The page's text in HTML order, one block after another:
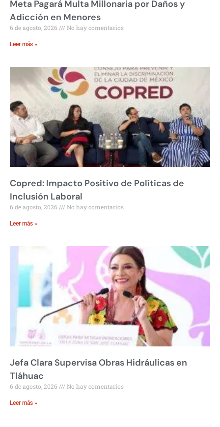
Meta Pagará Multa Millonaria por Daños y
Adicción en Menores
6 de agosto, 2026 No hay comentarios
Leer más »
Copred: Impacto Positivo de Políticas de
Inclusión Laboral
6 de agosto, 2026 No hay comentarios
Leer más »
Jefa Clara Supervisa Obras Hidráulicas en
Tláhuac
6 de agosto, 2026 No hay comentarios
Leer más »